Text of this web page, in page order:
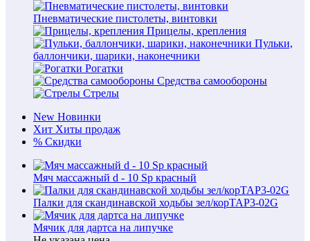
Пневматические пистолеты, винтовки
Прицелы, крепления
Пульки,
баллончики, шарики, наконечники
Рогатки
Средства самообороны
Стрелы
New Новинки
Хит Хиты продаж
% Скидки
Мяч массажный d - 10 Sp красный
Палки для скандинавской ходьбы зел/корTAP3-02G
Мячик для дартса на липучке